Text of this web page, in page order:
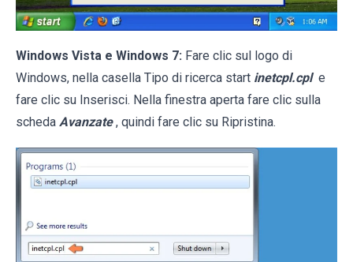
Windows Vista e Windows 7: Fare clic sul logo di
Windows, nella casella Tipo di ricerca start inetcpl.cpl e
fare clic su Inserisci. Nella finestra aperta fare clic sulla
scheda Avanzate , quindi fare clic su Ripristina.